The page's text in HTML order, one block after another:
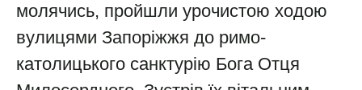
молячись, пройшли урочистою ходою
вулицями Запоріжжя до римо-
католицького санктурію Бога Отця